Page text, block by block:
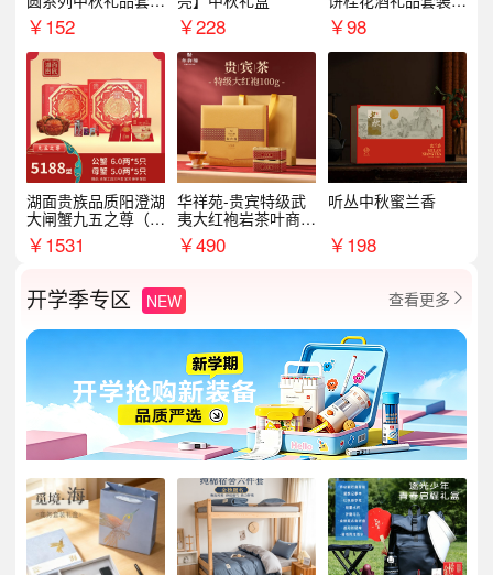
企业送客户商务伴手
礼
￥152 ￥228
AL1377
￥98
湖面贵族品质阳澄湖
大闸蟹九五之尊（卡
券）5188型
￥1531
华祥苑-贵宾特级武
夷大红袍岩茶叶商务
礼盒中秋节送长辈1
00g
￥490
听丛中秋蜜兰香
￥198
开学季专区 NEW 查看更多 